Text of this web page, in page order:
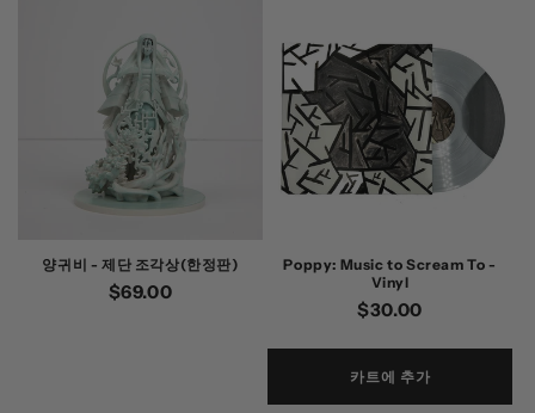
양귀비 - 제단 조각상(한정판)
정
$69.00
Poppy: Music to Scream To -
Vinyl
정
$30.00
카트에 추가